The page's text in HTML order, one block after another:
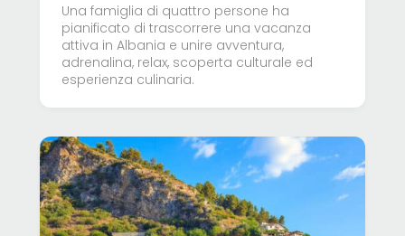
Una famiglia di quattro persone ha
pianificato di trascorrere una vacanza
attiva in Albania e unire avventura,
adrenalina, relax, scoperta culturale ed
esperienza culinaria.